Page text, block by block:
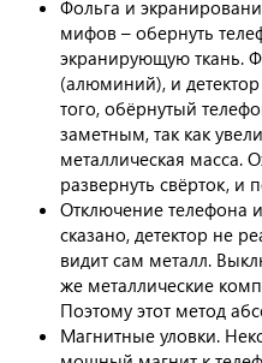
Фольга и
мифов – обернуть
экранирующую ткань.
(алюминий), и
того, обёрнутый
заметным, так как
металлическая масса.
развернуть свёрток, и
Отключение телефона
сказано, детектор не
видит сам металл.
же металлические
Поэтому этот метод
Магнитные уловки.